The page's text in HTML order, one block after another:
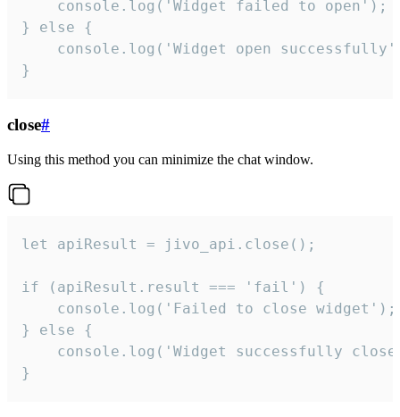
    console.log('Widget failed to open');
} else {
console.log('Widget open
}
close#
Using this method you can minimize the chat window.
let apiResult = jivo_api.close();
if (apiResult.result === 'fail') {
    console.log('Failed to close widget');
} else {
console.log('Widget successfully
}